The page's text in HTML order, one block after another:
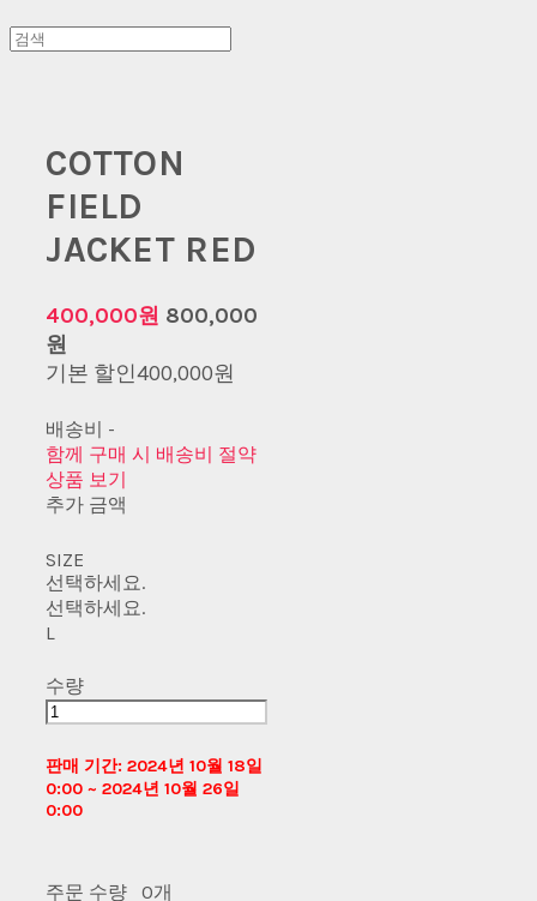
COTTON
FIELD
JACKET RED
400,000원 800,000
원
기본 할인400,000원
배송비 -
함께 구매 시 배송비 절약
상품 보기
추가 금액
SIZE
선택하세요.
선택하세요.
L
수량
판매 기간: 2024년 10월 18일
0:00 ~ 2024년 10월 26일
0:00
주문 수량 0개